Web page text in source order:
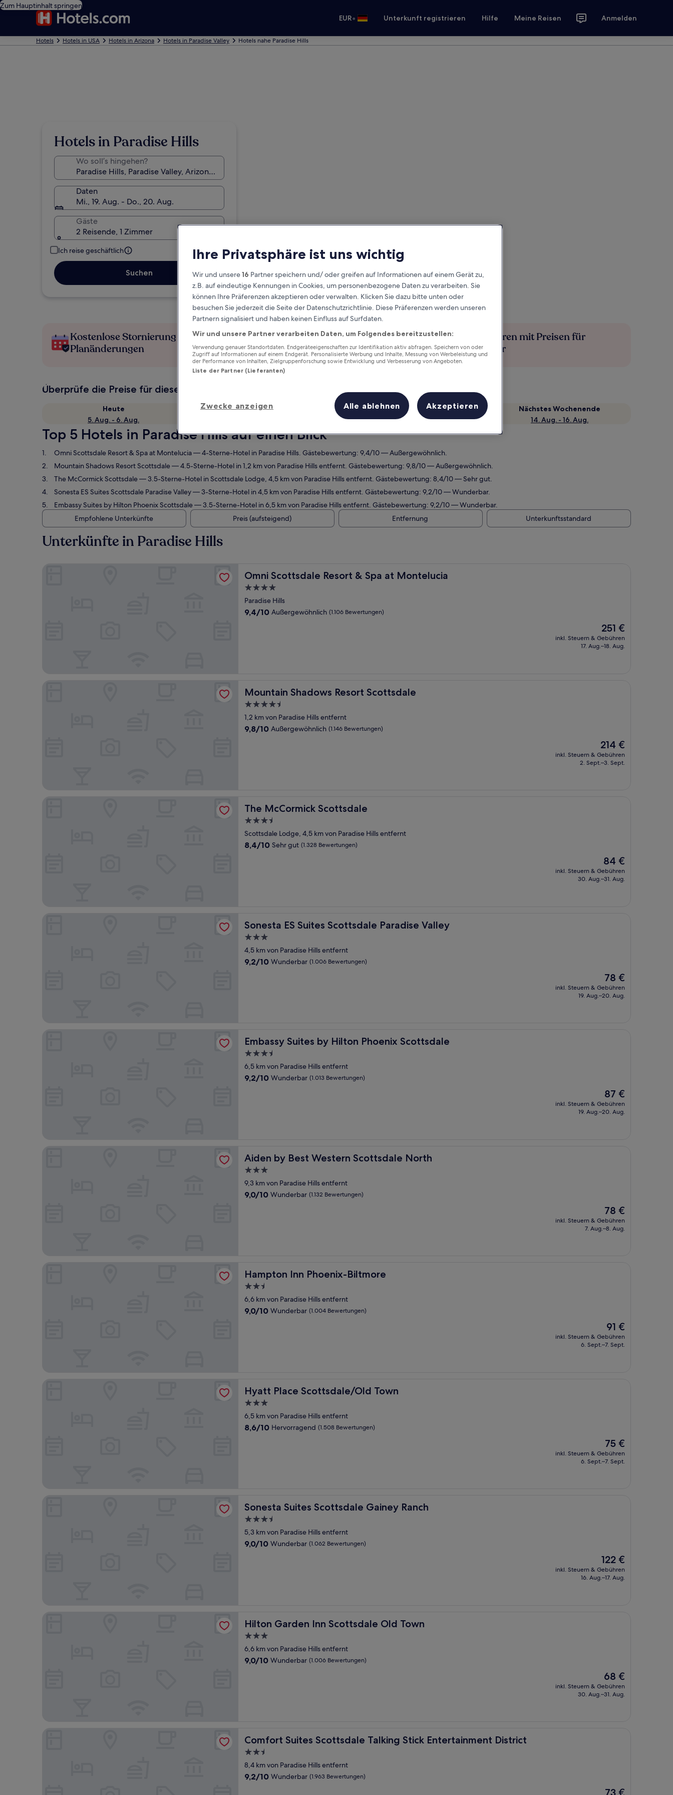
Zum Hauptinhalt springen
EUR• Unterkunft registrieren Hilfe Meine Reisen Anmelden
Hotels Hotels in USA Hotels in Arizona Hotels in Paradise Valley Hotels nahe Paradise Hills
Hotels in Paradise Hills
Wo soll’s hingehen?
Daten
Mi., 19. Aug. - Do., 20. Aug.
Gäste
2 Reisende, 1 Zimmer
Ich reise geschäftlich
Suchen
Kostenlose Stornierung bei
Planänderungen
Verdiene Prämien für jede
wahrgenommene Übernachtung
Mehr sparen mit Preisen für
Mitglieder
Überprüfe die Preise für diese Daten
Heute
5. Aug. - 6. Aug.
Morgen
Dieses Wochenende
7. Aug. - 9. Aug.
Nächstes Wochenende
14. Aug. - 16. Aug.
Top 5 Hotels in Paradise Hills auf einen Blick
Omni Scottsdale Resort & Spa at Montelucia— 4-Sterne-Hotel in Paradise Hills. Gästebewertung: 9,4/10 — Außergewöhnlich.
Mountain Shadows Resort Scottsdale— 4.5-Sterne-Hotel in 1,2 km von Paradise Hills entfernt. Gästebewertung: 9,8/10 — Außergewöhnlich.
The McCormick Scottsdale— 3.5-Sterne-Hotel in Scottsdale Lodge, 4,5 km von Paradise Hills entfernt. Gästebewertung: 8,4/10 — Sehr gut.
Sonesta ES Suites Scottsdale Paradise Valley— 3-Sterne-Hotel in 4,5 km von Paradise Hills entfernt. Gästebewertung: 9,2/10 — Wunderbar.
Embassy Suites by Hilton Phoenix Scottsdale— 3.5-Sterne-Hotel in 6,5 km von Paradise Hills entfernt. Gästebewertung: 9,2/10 — Wunderbar.
Empfohlene Unterkünfte
Preis (aufsteigend) Entfernung Unterkunftsstandard
Unterkünfte in Paradise Hills
Omni Scottsdale Resort & Spa at Montelucia
Omni Scottsdale Resort & Spa at Montelucia
4.0-
Sterne-
Unterkunft
Paradise Hills
9.4
9,4/10 Außergewöhnlich (1.106 Bewertungen)
Der
Preis
beträgt
251 €
inkl. Steuern & Gebühren
17. Aug.–18. Aug.
Mountain Shadows Resort Scottsdale
Mountain Shadows Resort Scottsdale
4.5-
Sterne-
Unterkunft
1,2 km von Paradise Hills entfernt
9.8
9,8/10 Außergewöhnlich (1.146 Bewertungen)
Der
Preis
beträgt
214 €
inkl. Steuern & Gebühren
2. Sept.–3. Sept.
Mountain Shadows Resort Scottsdale
The McCormick Scottsdale
The McCormick Scottsdale
3.5-
Sterne-
Unterkunft
Scottsdale Lodge, 4,5 km von Paradise Hills entfernt
8.4
8,4/10 Sehr gut (1.328 Bewertungen)
Der
Preis
beträgt
84 €
inkl. Steuern & Gebühren
30. Aug.–31. Aug.
Sonesta ES Suites Scottsdale Paradise Valley
Sonesta ES Suites Scottsdale Paradise Valley
3.0-
Sterne-
Unterkunft
4,5 km von Paradise Hills entfernt
9.2
9,2/10 Wunderbar (1.006 Bewertungen)
Der
Preis
beträgt
78 €
inkl. Steuern & Gebühren
19. Aug.–20. Aug.
Sonesta ES Suites Scottsdale Paradise Valley
Embassy Suites by Hilton Phoenix Scottsdale
Embassy Suites by Hilton Phoenix Scottsdale
3.5-
Sterne-
Unterkunft
6,5 km von Paradise Hills entfernt
9.2
9,2/10 Wunderbar (1.013 Bewertungen)
Der
Preis
beträgt
87 €
inkl. Steuern & Gebühren
19. Aug.–20. Aug.
Aiden by Best Western Scottsdale North
Aiden by Best Western Scottsdale North
3.0-
Sterne-
Unterkunft
9,3 km von Paradise Hills entfernt
9.0
9,0/10 Wunderbar (1.132 Bewertungen)
Der
Preis
beträgt
78 €
inkl. Steuern & Gebühren
7. Aug.–8. Aug.
Aiden by Best Western Scottsdale North
Hampton Inn Phoenix-Biltmore
Hampton Inn Phoenix-Biltmore
2.5-
Sterne-
Unterkunft
6,6 km von Paradise Hills entfernt
9.0
9,0/10 Wunderbar (1.004 Bewertungen)
Der
Preis
beträgt
91 €
inkl. Steuern & Gebühren
6. Sept.–7. Sept.
Hyatt Place Scottsdale/Old Town
Hyatt Place Scottsdale/Old Town
3.0-
Sterne-
Unterkunft
6,5 km von Paradise Hills entfernt
8.6
8,6/10 Hervorragend (1.508 Bewertungen)
Der
Preis
beträgt
75 €
inkl. Steuern & Gebühren
6. Sept.–7. Sept.
Hyatt Place Scottsdale/Old Town
Sonesta Suites Scottsdale Gainey Ranch
Sonesta Suites Scottsdale Gainey Ranch
3.5-
Sterne-
Unterkunft
5,3 km von Paradise Hills entfernt
9.0
9,0/10 Wunderbar (1.062 Bewertungen)
Der
Preis
beträgt
122 €
inkl. Steuern & Gebühren
16. Aug.–17. Aug.
Hilton Garden Inn Scottsdale Old Town
Hilton Garden Inn Scottsdale Old Town
3.0-
Sterne-
Unterkunft
6,6 km von Paradise Hills entfernt
9.0
9,0/10 Wunderbar (1.006 Bewertungen)
Der
Preis
beträgt
68 €
inkl. Steuern & Gebühren
30. Aug.–31. Aug.
Hilton Garden Inn Scottsdale Old Town
Comfort Suites Scottsdale Talking Stick Entertainment District
Comfort Suites Scottsdale Talking Stick Entertainment District
2.5-
Sterne-
Unterkunft
8,4 km von Paradise Hills entfernt
9.2
9,2/10 Wunderbar (1.963 Bewertungen)
Der
73 €
Comfort Suites Scottsdale Talking Stick Entertainment District
Ihre Privatsphäre ist uns wichtig
Wir und unsere16 Partner speichern und/ oder greifen auf Informationen auf einem Gerät zu,
z.B. auf eindeutige Kennungen in Cookies, um personenbezogene Daten zu verarbeiten. Sie
können Ihre Präferenzen akzeptieren oder verwalten. Klicken Sie dazu bitte unten oder
besuchen Sie jederzeit die Seite der Datenschutzrichtlinie. Diese Präferenzen werden unseren
Partnern signalisiert und haben keinen Einfluss auf Surfdaten.
Wir und unsere Partner verarbeiten Daten, um Folgendes bereitzustellen:
Verwendung genauer Standortdaten. Endgeräteeigenschaften zur Identifikation aktiv abfragen. Speichern von oder
Zugriff auf Informationen auf einem Endgerät. Personalisierte Werbung und Inhalte, Messung von Werbeleistung und
der Performance von Inhalten, Zielgruppenforschung sowie Entwicklung und Verbesserung von Angeboten.
Liste der Partner (Lieferanten)
Zwecke anzeigen Alle ablehnen Akzeptieren